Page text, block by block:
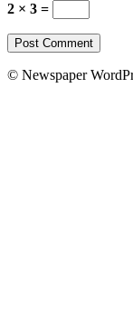
2 × 3 =
© Newspaper